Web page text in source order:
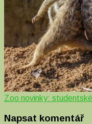
Zoo novinky:
Napsat komentář